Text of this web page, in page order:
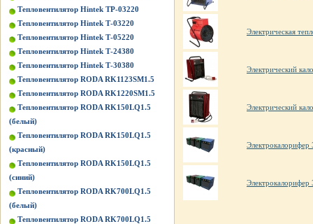
Тепловентилятор Hintek TP-03220
Тепловентилятор Hintek Т-03220
Тепловентилятор Hintek Т-05220
Тепловентилятор Hintek Т-24380
Тепловентилятор Hintek Т-30380
Тепловентилятор RODA RK1123SM1.5
Тепловентилятор RODA RK1220SM1.5
Тепловентилятор RODA RK150LQ1.5
(белый)
Тепловентилятор RODA RK150LQ1.5
(красный)
Тепловентилятор RODA RK150LQ1.5
(синий)
Тепловентилятор RODA RK700LQ1.5
(белый)
Тепловентилятор RODA RK700LQ1.5
Электрическая
Электрический
Электрический